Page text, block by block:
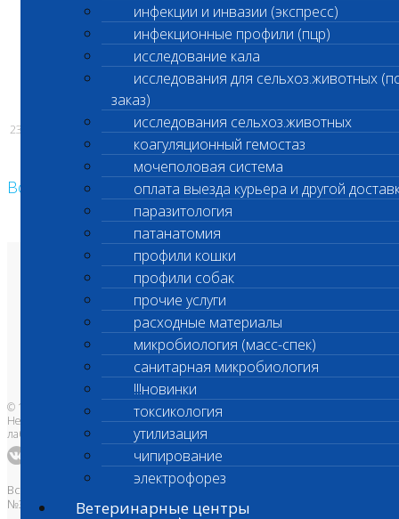
инфекции и инвазии (экспресс)
инфекционные профили (пцр)
исследование кала
исследования для сельхоз.животных
заказ)
исследования сельхоз.животных
коагуляционный гемостаз
мочеполовая система
оплата выезда курьера и другой
паразитология
патанатомия
профили кошки
профили собак
прочие услуги
расходные материалы
микробиология (масс-спек)
санитарная микробиология
!!!новинки
токсикология
утилизация
чипирование
электрофорез
Ветеринарные центры
С уважением,
Администрация ООО «Шанс Био»
23.01.2026
Возврат к списку
О лаборатории
Анализы и цены
Ветеринарные центры
Владельцам
Врачам и клиникам
Бланки лаборатории
Банк донорской крови
Адреса лабораторий
© 1996-2026
Независимая ветеринарная
лаборатория Шанс Био
Все права защищены и охраняются законом. Товарный знак
№395740 от 2008 г. ООО "ШАНС БИО"